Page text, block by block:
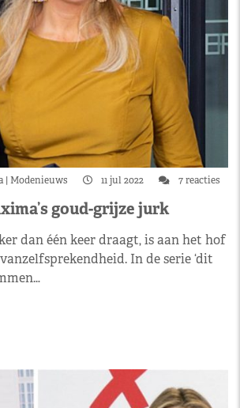
Modenieuws 11 jul 2022 7 reacties
goud-grijze jurk
dan één keer draagt, is aan het hof
In de serie ‘dit